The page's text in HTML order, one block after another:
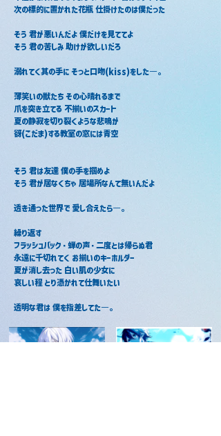
次の標的に置かれた花瓶 仕掛けたのは僕だった
そう 君が悪いんだよ 僕だけを見ててよ
そう 君の苦しみ 助けが欲しいだろ
溺れてく其の手に そっと口吻(kiss)をした―。
薄笑いの獣たち その心晴れるまで
爪を突き立てる 不揃いのスカート
夏の静寂を切り裂くような悲鳴が
谺(こだま)する教室の窓には青空
そう 君は友達 僕の手を掴めよ
そう 君が居なくちゃ 居場所なんて無いんだよ
透き通った世界で 愛し合えたら―。
繰り返す
フラッシュバック・蝉の声・二度とは帰らぬ君
永遠に千切れてく お揃いのキーホルダー
夏が消し去った 白い肌の少女に
哀しい程 とり憑かれて仕舞いたい
透明な君は 僕を指差してた―。